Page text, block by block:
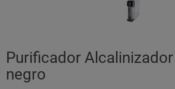
Purificador
negro